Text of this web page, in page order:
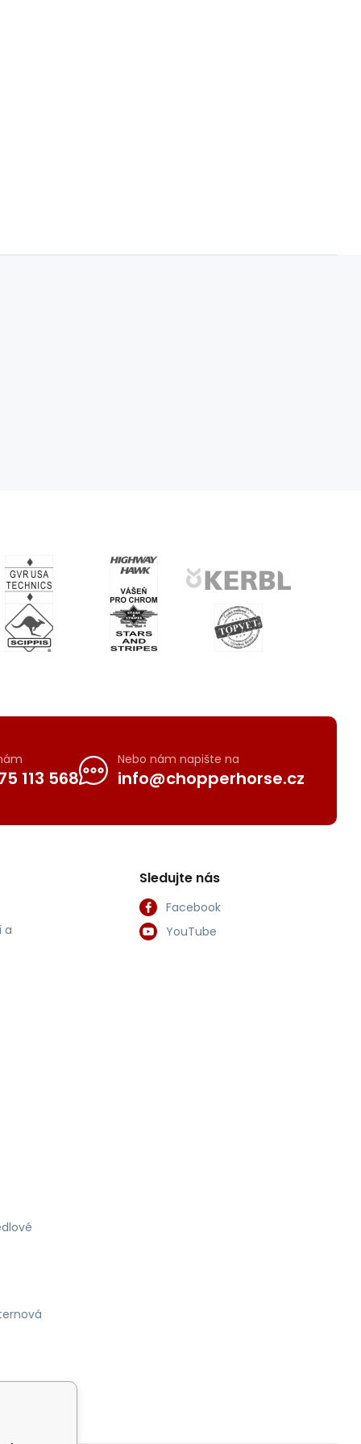
113 568
Nebo nám napište na
info@chopperhorse.cz
a
Sledujte nás
Facebook
YouTube